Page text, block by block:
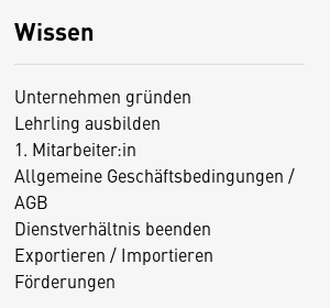
Wissen
Unternehmen gründen
Lehrling ausbilden
1. Mitarbeiter:in
Allgemeine Geschäftsbedingungen /
AGB
Dienstverhältnis beenden
Exportieren / Importieren
Förderungen